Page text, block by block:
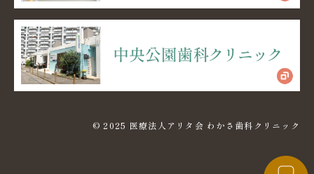
© 2025 医療法人アリタ会 わかさ歯科クリニック